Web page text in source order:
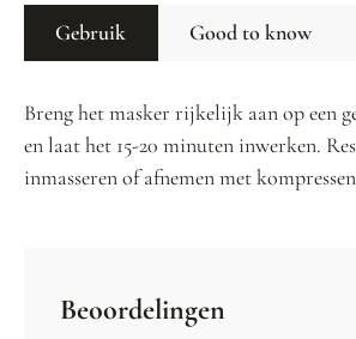
Gebruik Good to know
Breng het masker rijkelijk aan op een
en laat het 15-20 minuten inwerken.
inmasseren of afnemen met
Beoordelingen